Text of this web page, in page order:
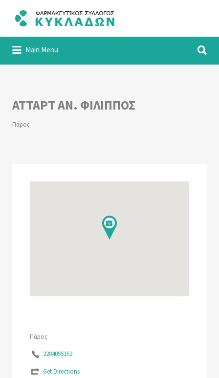
Φαρμακευτικός Σύλλογος Κυκλάδων
Αναζήτηση
για:
Main Menu
για:
ΑΤΤΑΡΤ ΑΝ. ΦΙΛΙΠΠΟΣ
Πάρος
Πάρος
2284055152
Get Directions